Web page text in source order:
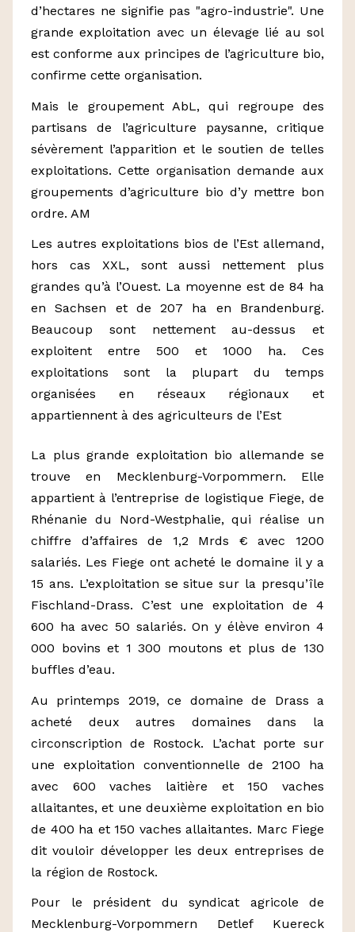
d’hectares ne signifie pas "agro-industrie". Une
grande exploitation avec un élevage lié au sol
est conforme aux principes de l’agriculture bio,
confirme cette organisation.
Mais le groupement AbL, qui regroupe des
partisans de l’agriculture paysanne, critique
sévèrement l’apparition et le soutien de telles
exploitations. Cette organisation demande aux
groupements d’agriculture bio d’y mettre bon
ordre. AM
Les autres exploitations bios de l’Est allemand,
hors cas XXL, sont aussi nettement plus
grandes qu’à l’Ouest. La moyenne est de 84 ha
en Sachsen et de 207 ha en Brandenburg.
Beaucoup sont nettement au-dessus et
exploitent entre 500 et 1000 ha. Ces
exploitations sont la plupart du temps
organisées en réseaux régionaux et
appartiennent à des agriculteurs de l’Est
La plus grande exploitation bio allemande se
trouve en Mecklenburg-Vorpommern. Elle
appartient à l’entreprise de logistique Fiege, de
Rhénanie du Nord-Westphalie, qui réalise un
chiffre d’affaires de 1,2 Mrds € avec 1200
salariés. Les Fiege ont acheté le domaine il y a
15 ans. L’exploitation se situe sur la presqu’île
Fischland-Drass. C’est une exploitation de 4
600 ha avec 50 salariés. On y élève environ 4
000 bovins et 1 300 moutons et plus de 130
buffles d’eau.
Au printemps 2019, ce domaine de Drass a
acheté deux autres domaines dans la
circonscription de Rostock. L’achat porte sur
une exploitation conventionnelle de 2100 ha
avec 600 vaches laitière et 150 vaches
allaitantes, et une deuxième exploitation en bio
de 400 ha et 150 vaches allaitantes. Marc Fiege
dit vouloir développer les deux entreprises de
la région de Rostock.
Pour le président du syndicat agricole de
Mecklenburg-Vorpommern Detlef Kuereck